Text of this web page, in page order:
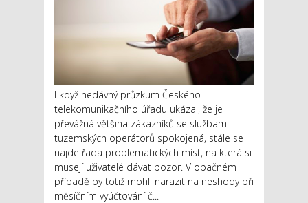
I když nedávný průzkum Českého
telekomunikačního úřadu ukázal, že je
převážná většina zákazníků se službami
tuzemských operátorů spokojená, stále se
najde řada problematických míst, na která si
musejí uživatelé dávat pozor. V opačném
případě by totiž mohli narazit na neshody při
měsíčním vyúčtování č...